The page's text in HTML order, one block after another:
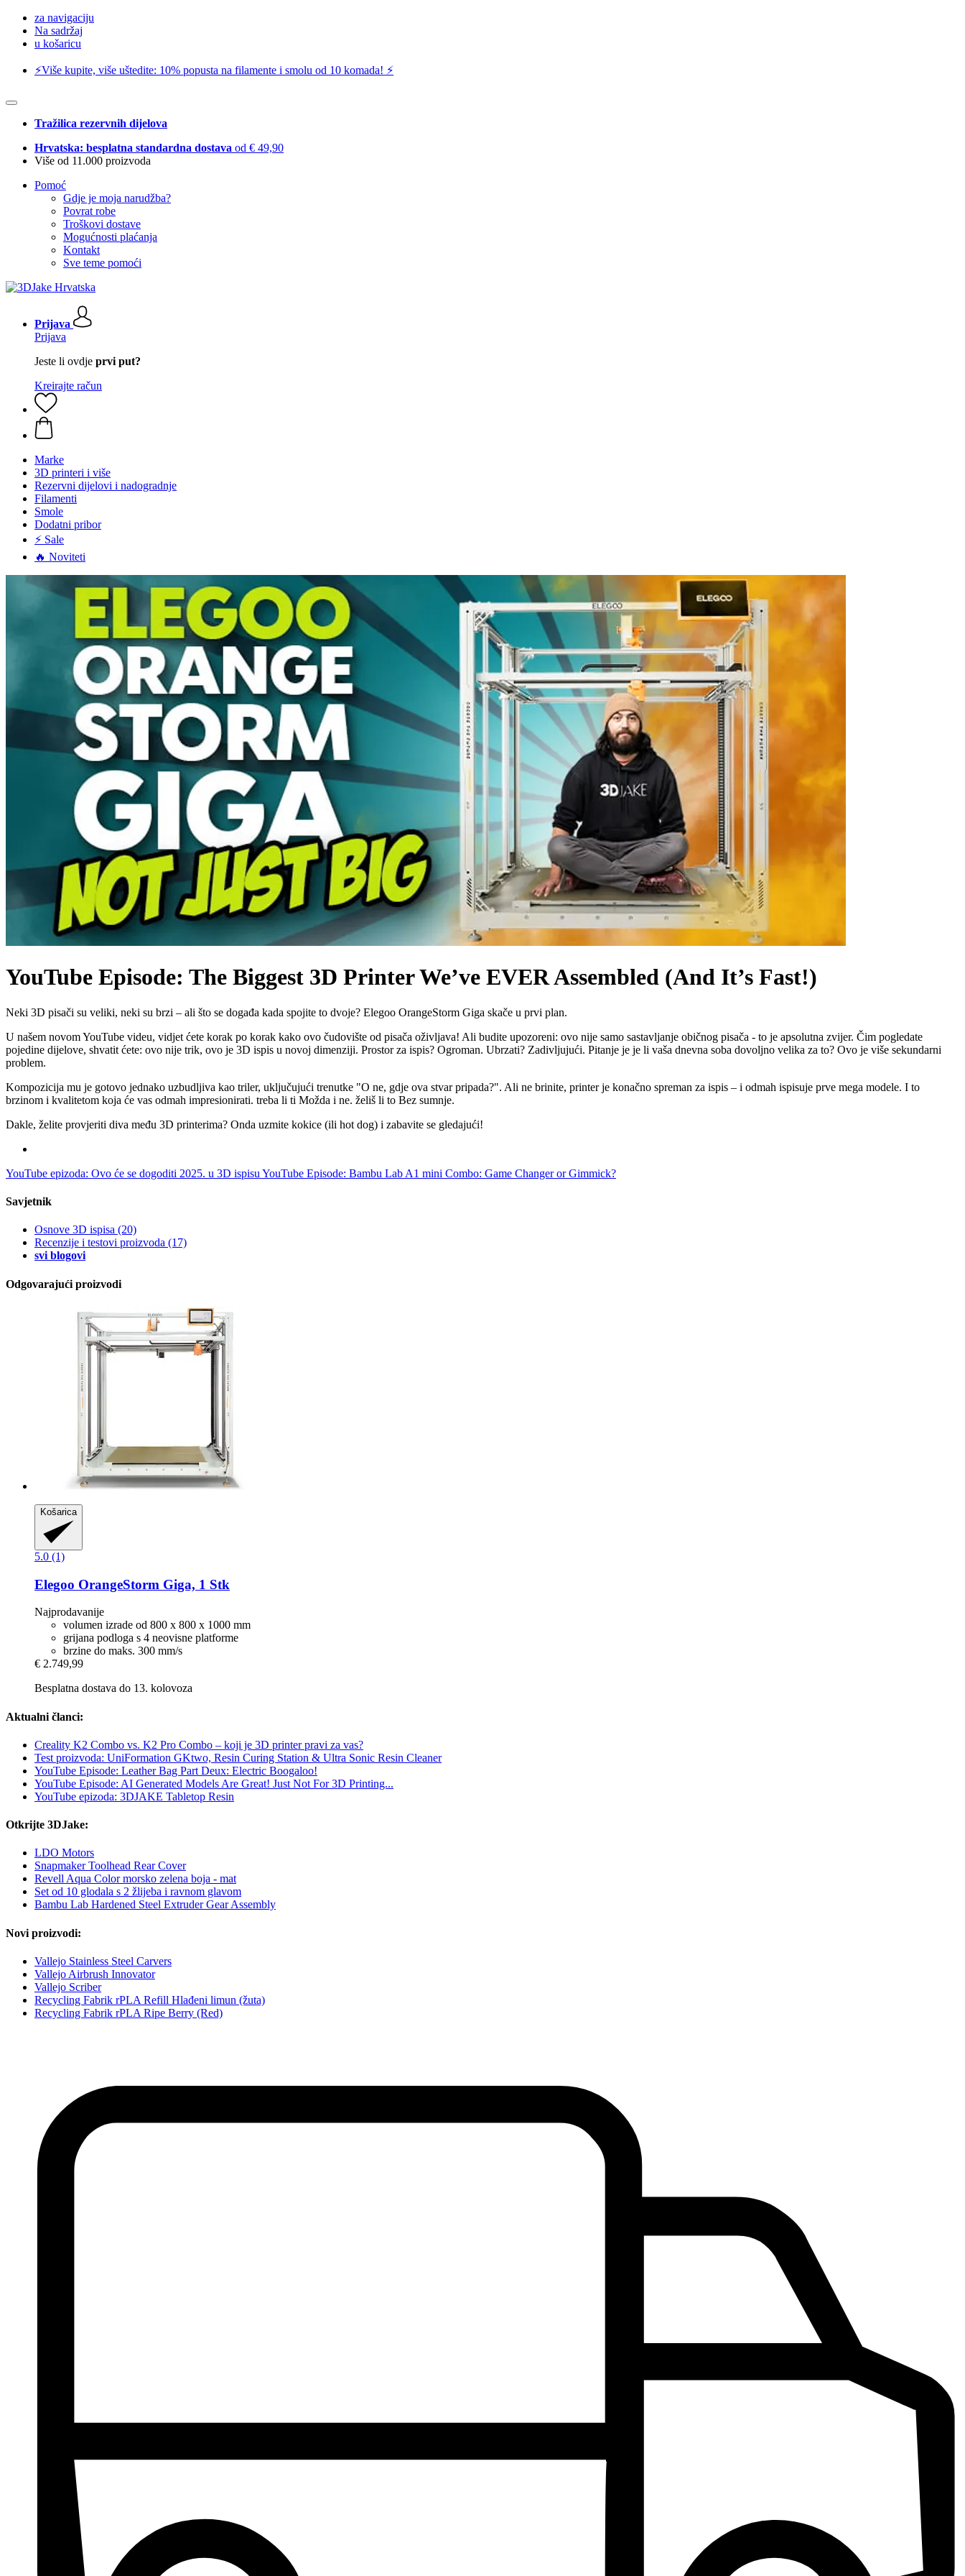
za navigaciju
Na sadržaj
u košaricu
⚡️Više kupite, više uštedite: 10% popusta na filamente i smolu od 10 komada! ⚡️
Tražilica rezervnih dijelova
Hrvatska: besplatna standardna dostava od € 49,90
Više od 11.000 proizvoda
Pomoć
Gdje je moja narudžba?
Povrat robe
Troškovi dostave
Mogućnosti plaćanja
Kontakt
Sve teme pomoći
Prijava
Prijava
Jeste li ovdje prvi put?
Kreirajte račun
Marke
3D printeri i više
Rezervni dijelovi i nadogradnje
Filamenti
Smole
Dodatni pribor
⚡ Sale
🔥 Noviteti
YouTube Episode: The Biggest 3D Printer We’ve EVER Assembled (And It’s Fast!)
Neki 3D pisači su veliki, neki su brzi – ali što se događa kada spojite to dvoje? Elegoo OrangeStorm Giga skače u prvi plan.
U našem novom YouTube videu, vidjet ćete korak po korak kako ovo čudovište od pisača oživljava! Ali budite upozoreni: ovo nije samo sastavljanje običnog pisača - to je apsolutna zvijer. Čim pogledate
pojedine dijelove, shvatit ćete: ovo nije trik, ovo je 3D ispis u novoj dimenziji. Prostor za ispis? Ogroman. Ubrzati? Zadivljujući. Pitanje je je li vaša dnevna soba dovoljno velika za to? Ovo je više sekundarni
problem.
Kompozicija mu je gotovo jednako uzbudljiva kao triler, uključujući trenutke "O ne, gdje ova stvar pripada?". Ali ne brinite, printer je konačno spreman za ispis – i odmah ispisuje prve mega modele. I to
brzinom i kvalitetom koja će vas odmah impresionirati. treba li ti Možda i ne. želiš li to Bez sumnje.
Dakle, želite provjeriti diva među 3D printerima? Onda uzmite kokice (ili hot dog) i zabavite se gledajući!
YouTube epizoda: Ovo će se dogoditi 2025. u 3D ispisu YouTube Episode: Bambu Lab A1 mini Combo: Game Changer or Gimmick?
Savjetnik
Osnove 3D ispisa (20)
Recenzije i testovi proizvoda (17)
svi blogovi
Odgovarajući proizvodi
Košarica
5.0 (1)
Elegoo OrangeStorm Giga, 1 Stk
Najprodavanije
volumen izrade od 800 x 800 x 1000 mm
grijana podloga s 4 neovisne platforme
brzine do maks. 300 mm/s
€ 2.749,99
Besplatna dostava do 13. kolovoza
Aktualni članci:
Creality K2 Combo vs. K2 Pro Combo – koji je 3D printer pravi za vas?
Test proizvoda: UniFormation GKtwo, Resin Curing Station & Ultra Sonic Resin Cleaner
YouTube Episode: Leather Bag Part Deux: Electric Boogaloo!
YouTube Episode: AI Generated Models Are Great! Just Not For 3D Printing...
YouTube epizoda: 3DJAKE Tabletop Resin
Otkrijte 3DJake:
LDO Motors
Snapmaker Toolhead Rear Cover
Revell Aqua Color morsko zelena boja - mat
Set od 10 glodala s 2 žlijeba i ravnom glavom
Bambu Lab Hardened Steel Extruder Gear Assembly
Novi proizvodi:
Vallejo Stainless Steel Carvers
Vallejo Airbrush Innovator
Vallejo Scriber
Recycling Fabrik rPLA Refill Hlađeni limun (žuta)
Recycling Fabrik rPLA Ripe Berry (Red)